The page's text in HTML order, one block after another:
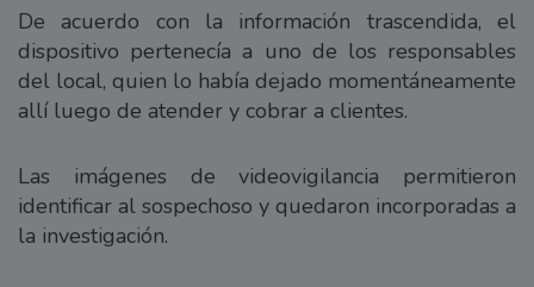
De acuerdo con la información trascendida, el
dispositivo pertenecía a uno de los responsables
del local, quien lo había dejado momentáneamente
allí luego de atender y cobrar a clientes.
Las imágenes de videovigilancia permitieron
identificar al sospechoso y quedaron incorporadas a
la investigación.